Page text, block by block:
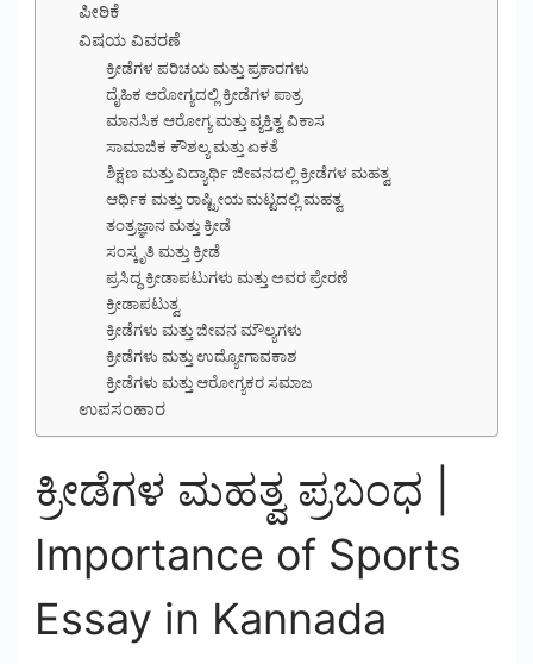
ಪೀಠಿಕೆ
ವಿಷಯ ವಿವರಣೆ
ಕ್ರೀಡೆಗಳ ಪರಿಚಯ ಮತ್ತು ಪ್ರಕಾರಗಳು
ದೈಹಿಕ ಆರೋಗ್ಯದಲ್ಲಿ ಕ್ರೀಡೆಗಳ ಪಾತ್ರ
ಮಾನಸಿಕ ಆರೋಗ್ಯ ಮತ್ತು ವ್ಯಕ್ತಿತ್ವ ವಿಕಾಸ
ಸಾಮಾಜಿಕ ಕೌಶಲ್ಯ ಮತ್ತು ಏಕತೆ
ಶಿಕ್ಷಣ ಮತ್ತು ವಿದ್ಯಾರ್ಥಿ ಜೀವನದಲ್ಲಿ ಕ್ರೀಡೆಗಳ ಮಹತ್ವ
ಆರ್ಥಿಕ ಮತ್ತು ರಾಷ್ಟ್ರೀಯ ಮಟ್ಟದಲ್ಲಿ ಮಹತ್ವ
ತಂತ್ರಜ್ಞಾನ ಮತ್ತು ಕ್ರೀಡೆ
ಸಂಸ್ಕೃತಿ ಮತ್ತು ಕ್ರೀಡೆ
ಪ್ರಸಿದ್ಧ ಕ್ರೀಡಾಪಟುಗಳು ಮತ್ತು ಅವರ ಪ್ರೇರಣೆ
ಕ್ರೀಡಾಪಟುತ್ವ
ಕ್ರೀಡೆಗಳು ಮತ್ತು ಜೀವನ ಮೌಲ್ಯಗಳು
ಕ್ರೀಡೆಗಳು ಮತ್ತು ಉದ್ಯೋಗಾವಕಾಶ
ಕ್ರೀಡೆಗಳು ಮತ್ತು ಆರೋಗ್ಯಕರ ಸಮಾಜ
ಉಪಸಂಹಾರ
ಕ್ರೀಡೆಗಳ ಮಹತ್ವ ಪ್ರಬಂಧ |
Importance of Sports
Essay in Kannada